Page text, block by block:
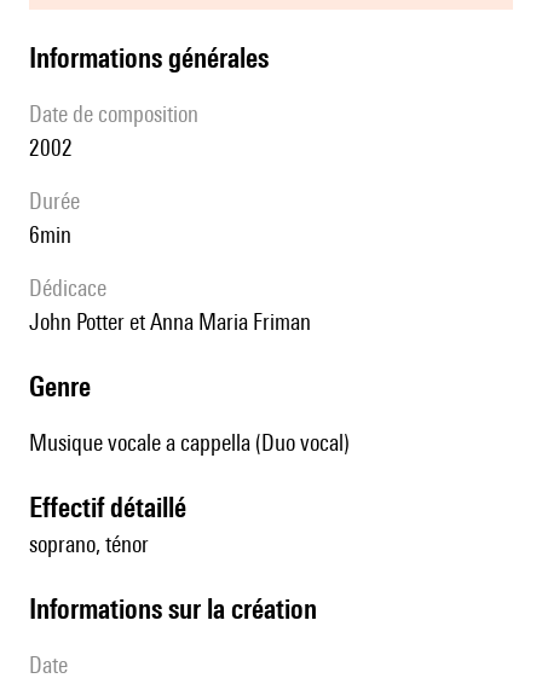
informations générales
date de composition
2002
durée
6min
Dédicace
John Potter et Anna Maria Friman
genre
Musique vocale a cappella (Duo vocal)
effectif détaillé
soprano, ténor
informations sur la création
date